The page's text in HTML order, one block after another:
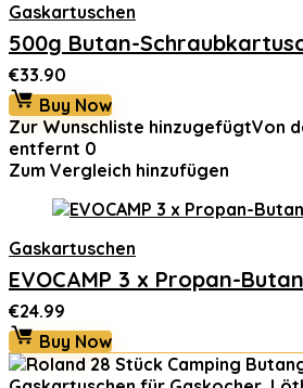
Gaskartuschen
500g Butan-
€33.90
Buy Now
Zur Wunschliste hinzugefügtVon
entfernt 0
Zum Vergleich hinzufügen
Gaskartuschen
EVOCAMP 3 x Propan-
€24.99
Buy Now